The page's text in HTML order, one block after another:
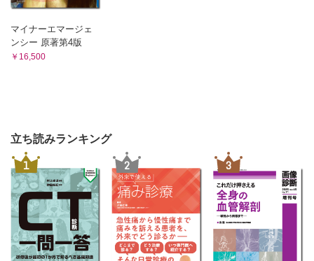
マイナーエマージェ
ンシー 原著第4版
￥16,500
立ち読みランキング
1 2 3